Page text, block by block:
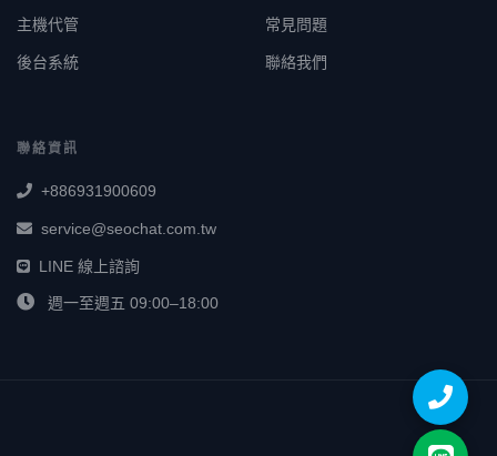
主機代管
後台系統
常見問題
聯絡我們
聯絡資訊
+886931900609
service@seochat.com.tw
LINE 線上諮詢
週一至週五 09:00–18:00